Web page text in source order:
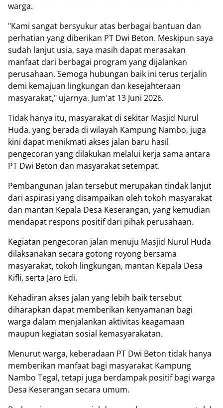
warga.
"Kami sangat bersyukur atas berbagai bantuan dan
perhatian yang diberikan PT Dwi Beton. Meskipun saya
sudah lanjut usia, saya masih dapat merasakan
manfaat dari berbagai program yang dijalankan
perusahaan. Semoga hubungan baik ini terus terjalin
demi kemajuan lingkungan dan kesejahteraan
masyarakat," ujarnya. Jum'at 13 Juni 2026.
Tidak hanya itu, masyarakat di sekitar Masjid Nurul
Huda, yang berada di wilayah Kampung Nambo, juga
kini dapat menikmati akses jalan baru hasil
pengecoran yang dilakukan melalui kerja sama antara
PT Dwi Beton dan masyarakat setempat.
Pembangunan jalan tersebut merupakan tindak lanjut
dari aspirasi yang disampaikan oleh tokoh masyarakat
dan mantan Kepala Desa Keserangan, yang kemudian
mendapat respons positif dari pihak perusahaan.
Kegiatan pengecoran jalan menuju Masjid Nurul Huda
dilaksanakan secara gotong royong bersama
masyarakat, tokoh lingkungan, mantan Kepala Desa
Kifli, serta Jaro Edi.
Kehadiran akses jalan yang lebih baik tersebut
diharapkan dapat memberikan kenyamanan bagi
warga dalam menjalankan aktivitas keagamaan
maupun kegiatan sosial kemasyarakatan.
Menurut warga, keberadaan PT Dwi Beton tidak hanya
memberikan manfaat bagi masyarakat Kampung
Nambo Tegal, tetapi juga berdampak positif bagi warga
Desa Keserangan secara umum.